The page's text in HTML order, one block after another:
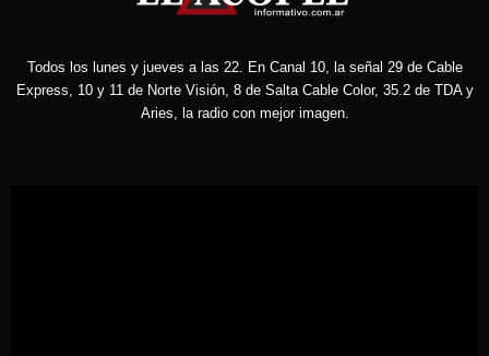
Todos los lunes y jueves a las 22. En Canal 10, la señal 29 de Cable
Express, 10 y 11 de Norte Visión, 8 de Salta Cable Color, 35.2 de TDA y
Aries, la radio con mejor imagen.